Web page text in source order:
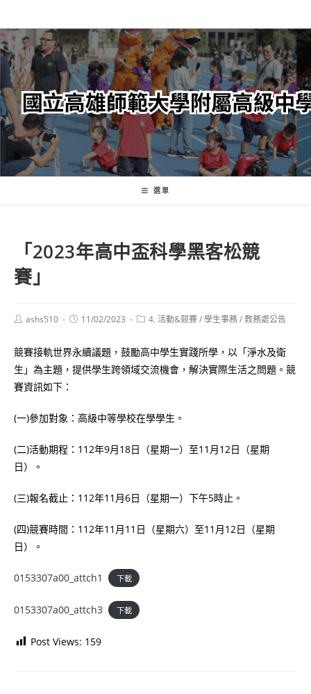
轉
至
主
內
容
選單
「2023年高中盃科學黑客松競
賽」
Postashs510
Post11/02/2023
Post4. 活動&競賽/學生事務/教務處公告
競賽接軌世界永續議題，鼓勵高中學生實踐所學，以「淨水及衛
生」為主題，提供學生跨領域交流機會，解決實際生活之問題。競
賽資訊如下：
(一)參加對象：高級中等學校在學學生。
(二)活動期程：112年9月18日（星期一）至11月12日（星期
日）。
(三)報名截止：112年11月6日（星期一）下午5時止。
(四)競賽時間：112年11月11日（星期六）至11月12日（星期
日）。
0153307a00_attch1 下載
0153307a00_attch3 下載
Post Views: 159